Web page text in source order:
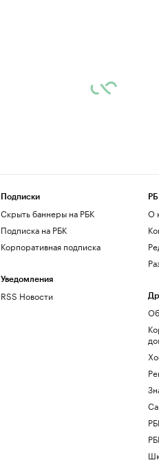
Подписки
Скрыть баннеры на РБК
Подписка на РБК
Корпоративная подписка
Уведомления
RSS Новости
О